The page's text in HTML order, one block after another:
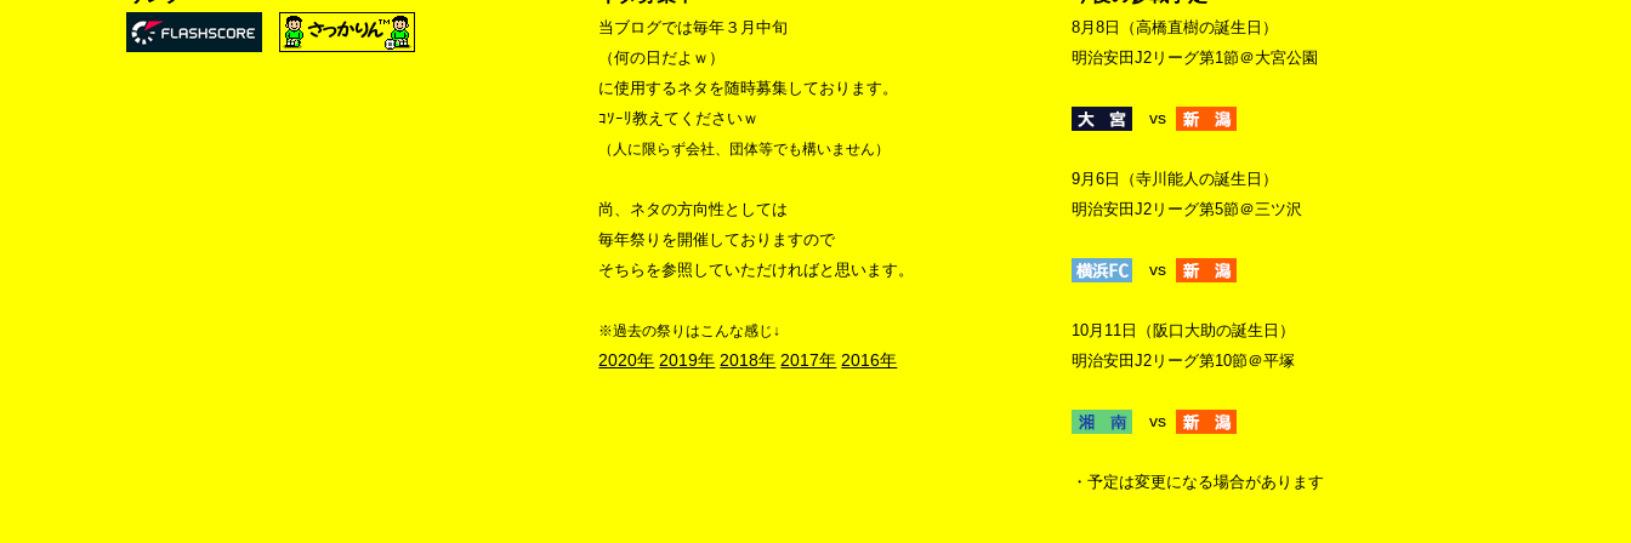
当ブログでは毎年３月中旬
（何の日だよｗ）
に使用するネタを随時募集しております。
ｺｿｰﾘ教えてくださいｗ
（人に限らず会社、団体等でも構いません）
尚、ネタの方向性としては
毎年祭りを開催しておりますので
そちらを参照していただければと思います。
※過去の祭りはこんな感じ↓
2020年 2019年 2018年 2017年 2016年
8月8日（高橋直樹の誕生日）
明治安田J2リーグ第1節＠大宮公園
vs
9月6日（寺川能人の誕生日）
明治安田J2リーグ第5節＠三ツ沢
vs
10月11日（阪口大助の誕生日）
明治安田J2リーグ第10節＠平塚
vs
・予定は変更になる場合があります